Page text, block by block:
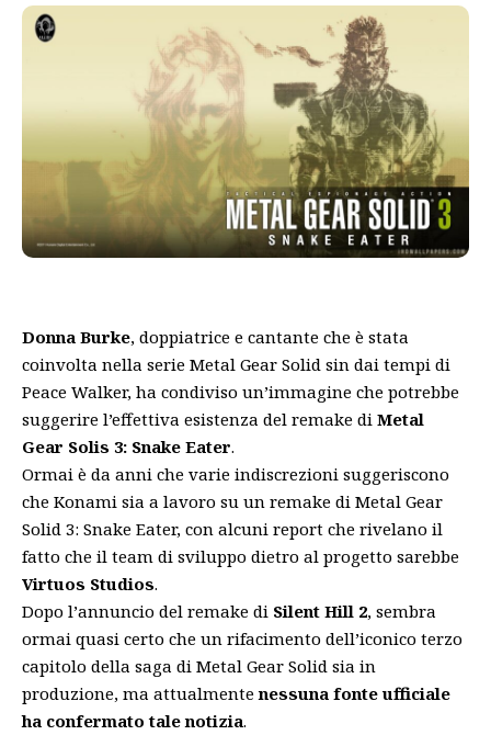
Donna Burke, doppiatrice e cantante che è stata
coinvolta nella serie Metal Gear Solid sin dai tempi di
Peace Walker, ha condiviso un’immagine che potrebbe
suggerire l’effettiva esistenza del remake di Metal
Gear Solis 3: Snake Eater.
Ormai è da anni che varie indiscrezioni suggeriscono
che Konami sia a lavoro su un remake di Metal Gear
Solid 3: Snake Eater, con alcuni report che rivelano il
fatto che il team di sviluppo dietro al progetto sarebbe
Virtuos Studios.
Dopo l’annuncio del remake di Silent Hill 2, sembra
ormai quasi certo che un rifacimento dell’iconico terzo
capitolo della saga di Metal Gear Solid sia in
produzione, ma attualmentenessuna fonte ufficiale
ha confermato tale notizia.